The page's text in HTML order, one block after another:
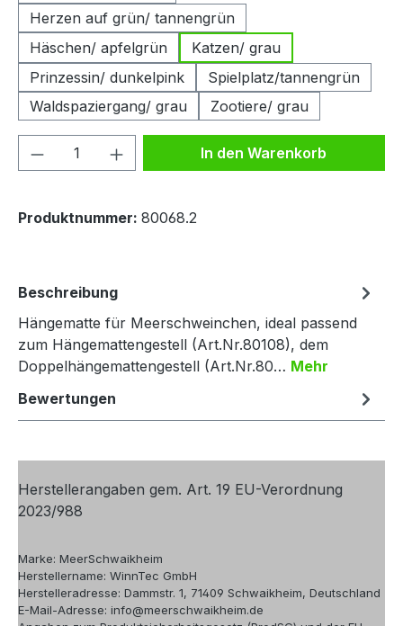
Herzen auf grün/ tannengrün
Häschen/ apfelgrün
Katzen/ grau
Prinzessin/ dunkelpink
Spielplatz/tannengrün
Waldspaziergang/ grau
Zootiere/ grau
Produkt Anzahl: Gib denIn den Warenkorb
Produktnummer: 80068.2
Beschreibung
Hängematte für Meerschweinchen, ideal passend
zum Hängemattengestell (Art.Nr.80108), dem
Doppelhängemattengestell (Art.Nr.80… Mehr
Bewertungen
Herstellerangaben gem. Art. 19 EU-Verordnung
2023/988
Marke: MeerSchwaikheim
Herstellername: WinnTec GmbH
Herstelleradresse: Dammstr. 1, 71409 Schwaikheim, Deutschland
E-Mail-Adresse: info@meerschwaikheim.de